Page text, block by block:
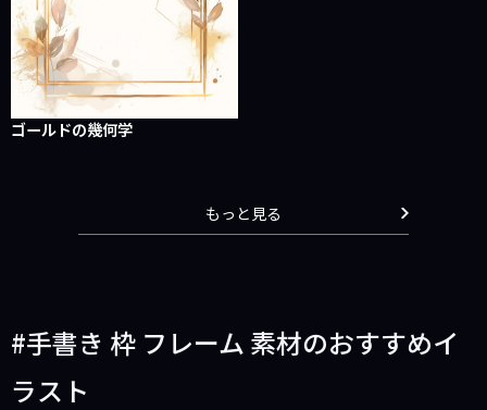
ゴールドの幾何学
もっと見る
手書き 枠 フレーム 素材のおすすめイ
ラスト